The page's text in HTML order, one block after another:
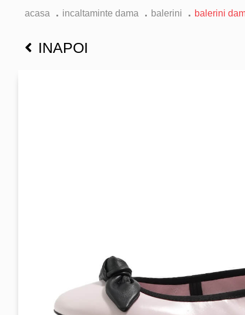
acasa incaltaminte dama balerini balerini
INAPOI